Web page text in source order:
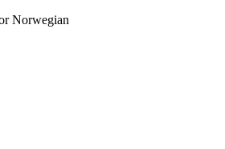
Norwegian